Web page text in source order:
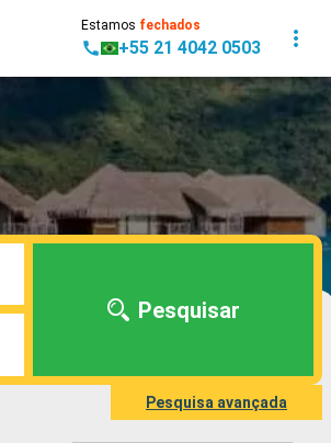
Estamos fechados
+55 21 4042 0503
Pesquisar
Pesquisa avançada